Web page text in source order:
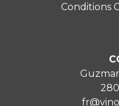
Conditions